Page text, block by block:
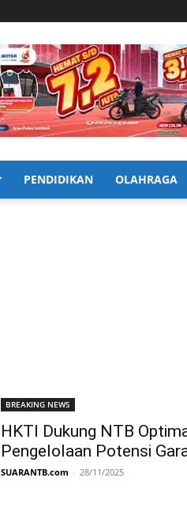
PENDIDIKAN OLAHRAGA
BREAKING NEWS
HKTI Dukung NTB
Pengelolaan Potensi
SUARANTB.com - 28/11/2025